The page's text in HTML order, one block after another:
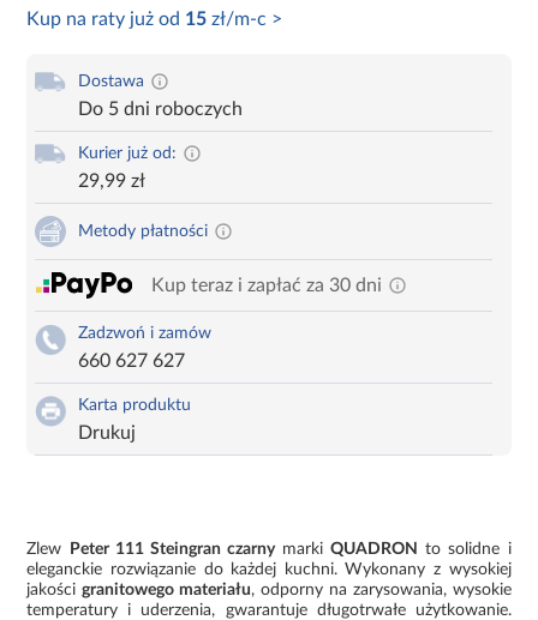
Kup na raty już od 15 zł/m-c >
Dostawa
Do 5 dni roboczych
Kurier już od:
29,99 zł
Metody płatności
Kup teraz i zapłać za 30 dni
Zadzwoń i zamów
660 627 627
Karta produktu
Drukuj
Zlew Peter 111 Steingran czarnymarkiQUADRON
to solidne i
eleganckie rozwiązanie do każdej kuchni. Wykonany z wysokiej
jakościgranitowego materiału, odporny na zarysowania, wysokie
temperatury i uderzenia, gwarantuje długotrwałe użytkowanie.